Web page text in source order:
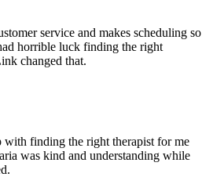
service and makes scheduling so
horrible luck finding the right
changed that.
finding the right therapist for me
was kind and understanding while